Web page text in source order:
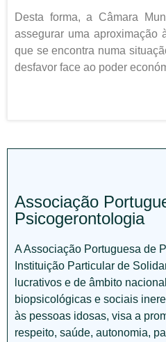
Desta forma, a Câmara
assegurar uma aproximação
que se encontra numa
desfavor face ao poder
Associação
Psicogerontologia
A Associação Portuguesa de
Instituição Particular de
lucrativos e de âmbito
biopsicológicas e sociais
às pessoas idosas, visa a
respeito, saúde, autonomia,